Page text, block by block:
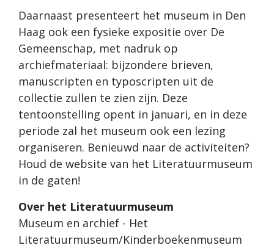
Daarnaast presenteert het museum in Den
Haag ook een fysieke expositie over De
Gemeenschap, met nadruk op
archiefmateriaal: bijzondere brieven,
manuscripten en typoscripten uit de
collectie zullen te zien zijn. Deze
tentoonstelling opent in januari, en in deze
periode zal het museum ook een lezing
organiseren. Benieuwd naar de activiteiten?
Houd de website van het Literatuurmuseum
in de gaten!
Over het Literatuurmuseum
Museum en archief - Het
Literatuurmuseum/Kinderboekenmuseum